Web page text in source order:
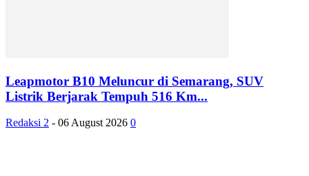
Leapmotor B10 Meluncur di Semarang, SUV
Listrik Berjarak Tempuh 516 Km...
Redaksi 2 - 06 August 2026 0